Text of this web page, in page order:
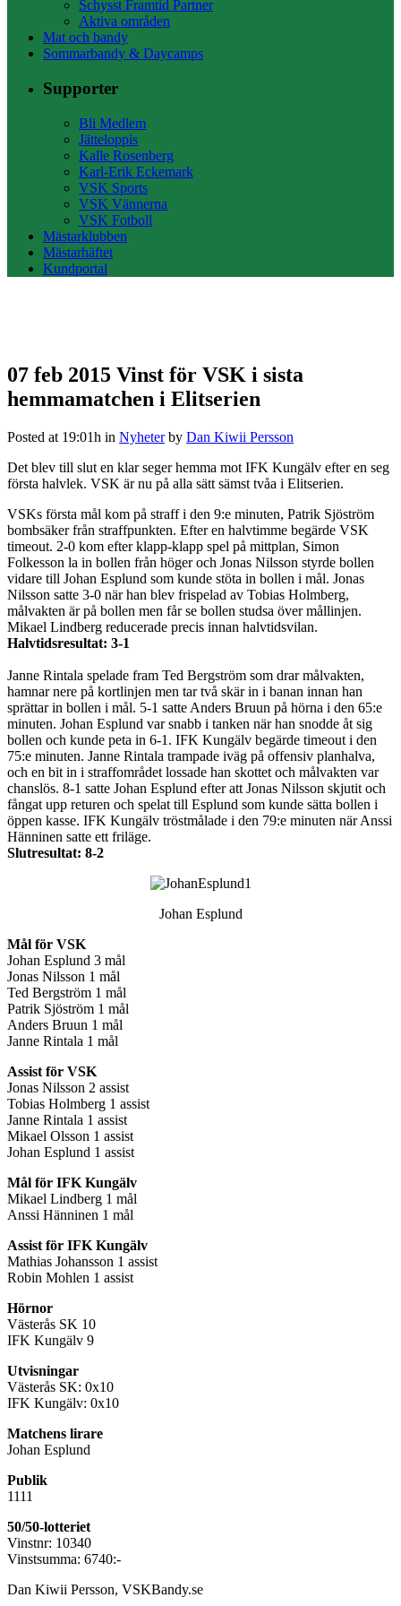
Schysst Framtid Partner
Aktiva områden
Mat och bandy
Sommarbandy & Daycamps
Supporter
Bli Medlem
Jätteloppis
Kalle Rosenberg
Karl-Erik Eckemark
VSK Sports
VSK Vännerna
VSK Fotboll
Mästarklubben
Mästarhäftet
Kundportal
07 feb 2015 Vinst för VSK i sista
hemmamatchen i Elitserien
Posted at 19:01h in Nyheter by Dan Kiwii Persson
Det blev till slut en klar seger hemma mot IFK Kungälv efter en seg
första halvlek. VSK är nu på alla sätt sämst tvåa i Elitserien.
VSKs första mål kom på straff i den 9:e minuten, Patrik Sjöström
bombsäker från straffpunkten. Efter en halvtimme begärde VSK
timeout. 2-0 kom efter klapp-klapp spel på mittplan, Simon
Folkesson la in bollen från höger och Jonas Nilsson styrde bollen
vidare till Johan Esplund som kunde stöta in bollen i mål. Jonas
Nilsson satte 3-0 när han blev frispelad av Tobias Holmberg,
målvakten är på bollen men får se bollen studsa över mållinjen.
Mikael Lindberg reducerade precis innan halvtidsvilan.
Halvtidsresultat: 3-1
Janne Rintala spelade fram Ted Bergström som drar målvakten,
hamnar nere på kortlinjen men tar två skär in i banan innan han
sprättar in bollen i mål. 5-1 satte Anders Bruun på hörna i den 65:e
minuten. Johan Esplund var snabb i tanken när han snodde åt sig
bollen och kunde peta in 6-1. IFK Kungälv begärde timeout i den
75:e minuten. Janne Rintala trampade iväg på offensiv planhalva,
och en bit in i straffområdet lossade han skottet och målvakten var
chanslös. 8-1 satte Johan Esplund efter att Jonas Nilsson skjutit och
fångat upp returen och spelat till Esplund som kunde sätta bollen i
öppen kasse. IFK Kungälv tröstmålade i den 79:e minuten när Anssi
Hänninen satte ett friläge.
Slutresultat: 8-2
Johan Esplund
Mål för VSK
Johan Esplund 3 mål
Jonas Nilsson 1 mål
Ted Bergström 1 mål
Patrik Sjöström 1 mål
Anders Bruun 1 mål
Janne Rintala 1 mål
Assist för VSK
Jonas Nilsson 2 assist
Tobias Holmberg 1 assist
Janne Rintala 1 assist
Mikael Olsson 1 assist
Johan Esplund 1 assist
Mål för IFK Kungälv
Mikael Lindberg 1 mål
Anssi Hänninen 1 mål
Assist för IFK Kungälv
Mathias Johansson 1 assist
Robin Mohlen 1 assist
Hörnor
Västerås SK 10
IFK Kungälv 9
Utvisningar
Västerås SK: 0x10
IFK Kungälv: 0x10
Matchens lirare
Johan Esplund
Publik
1111
50/50-lotteriet
Vinstnr: 10340
Vinstsumma: 6740:-
Dan Kiwii Persson, VSKBandy.se